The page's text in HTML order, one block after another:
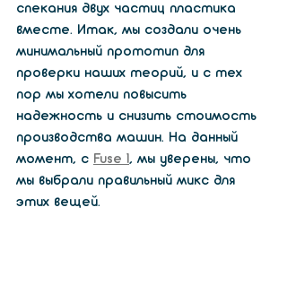
спекания двух частиц пластика
вместе. Итак, мы создали очень
минимальный прототип для
проверки наших теорий, и с тех
пор мы хотели повысить
надежность и снизить стоимость
производства машин. На данный
момент, с Fuse 1, мы уверены, что
мы выбрали правильный микс для
этих вещей.